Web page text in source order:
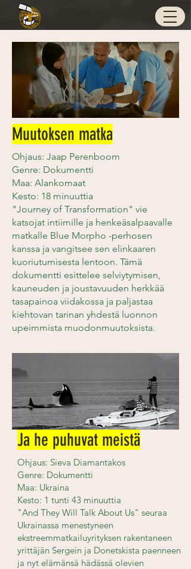
Muutoksen matka
Ohjaus: Jaap Perenboom
Genre: Dokumentti
Maa: Alankomaat
Kesto: 18 minuuttia
"Journey of Transformation" vie
katsojat intiimille ja henkeäsalpaavalle
matkalle Blue Morpho -perhosen
kanssa ja vangitsee sen elinkaaren
kuoriutumisesta lentoon. Tämä
dokumentti esittelee selviytymisen,
kauneuden ja joustavuuden herkkää
tasapainoa viidakossa ja paljastaa
kiehtovan tarinan yhdestä luonnon
upeimmista muodonmuutoksista.
Ja he puhuvat meistä
Ohjaus: Sieva Diamantakos
Genre: Dokumentti
Maa: Ukraina
Kesto: 1 tunti 43 minuuttia
"And They Will Talk About Us" seuraa
Ukrainassa menestyneen
ekstreemmatkailuyrityksen rakentaneen
yrittäjän Sergein ja Donetskista paenneen
ja nyt elämänsä hädässä olevien